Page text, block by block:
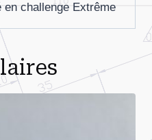
en challenge Extrême